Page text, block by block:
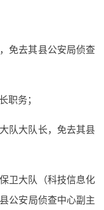
免去其县公安局侦查
职务；
队大队长，免去其县
卫大队（科技信息化
公安局侦查中心副主